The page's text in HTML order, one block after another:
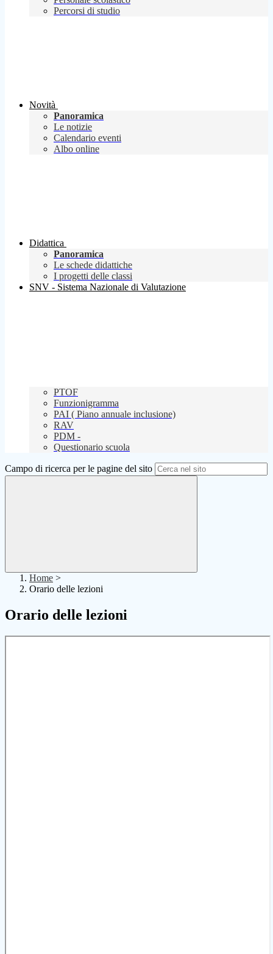
Percorsi di studio
Novità
Panoramica
Le notizie
Calendario eventi
Albo online
Didattica
Panoramica
Le schede didattiche
I progetti delle classi
SNV - Sistema Nazionale di Valutazione
PTOF
Funzionigramma
PAI ( Piano annuale inclusione)
RAV
PDM -
Questionario scuola
Campo di ricerca per le pagine del sito
Home >
Orario delle lezioni
Orario delle lezioni